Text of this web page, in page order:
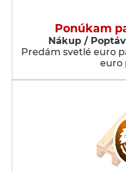
Ponúkam
Nákup /
Predám svetlé euro
euro